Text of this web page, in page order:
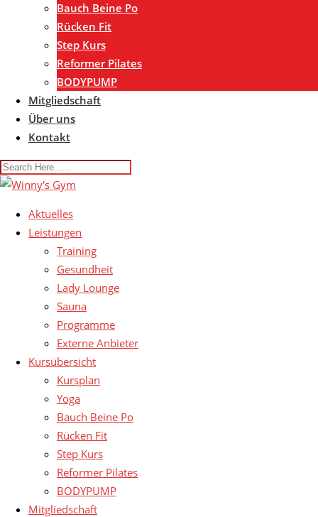
Bauch Beine Po
Rücken Fit
Step Kurs
Reformer Pilates
BODYPUMP
Mitgliedschaft
Über uns
Kontakt
Aktuelles
Leistungen
Training
Gesundheit
Lady Lounge
Sauna
Programme
Externe Anbieter
Kursübersicht
Kursplan
Yoga
Bauch Beine Po
Rücken Fit
Step Kurs
Reformer Pilates
BODYPUMP
Mitgliedschaft